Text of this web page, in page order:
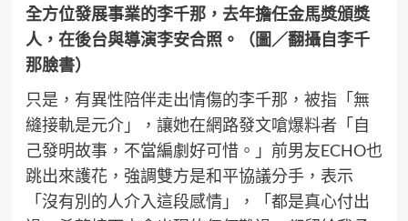
全方位發展事業的李千那，去年擔任金馬獎頒獎
人，在後台與導演李安合照。（圖／翻攝自李千
那臉書）
只是，有異性陪伴走出情傷的李千那，被指「無
縫接軌是元介」，讓她在網路發文嗆爆料者「自
己發明故事，不當編劇好可惜。」前男友ECHO也
跳出來護花，強調雙方是和平協議分手，表示
「沒有別的人介入這段感情」，「都是真心付出